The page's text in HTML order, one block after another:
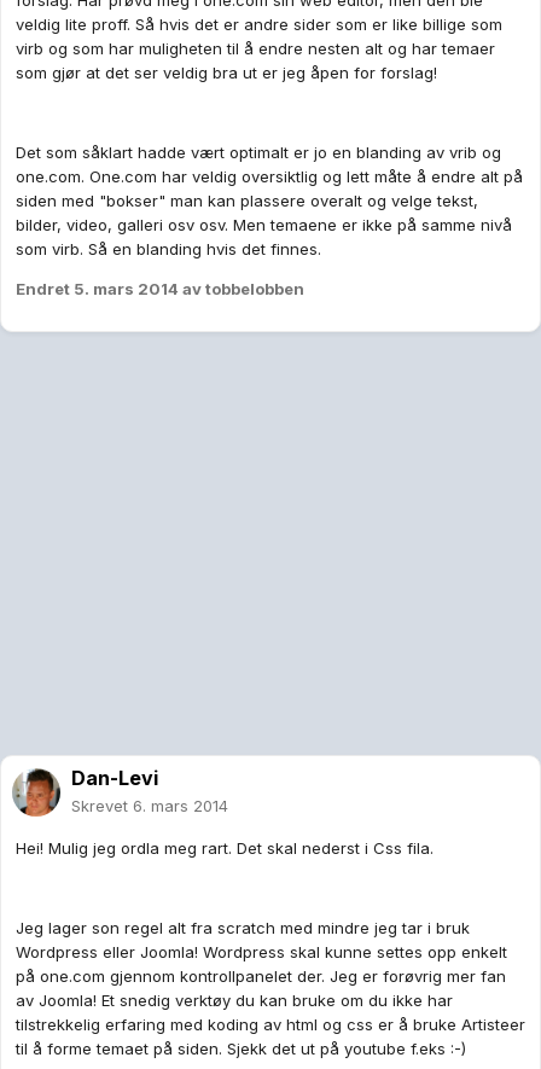
veldig lite proff. Så hvis det er andre sider som er like billige som
virb og som har muligheten til å endre nesten alt og har temaer
som gjør at det ser veldig bra ut er jeg åpen for forslag!
Det som såklart hadde vært optimalt er jo en blanding av vrib og
one.com. One.com har veldig oversiktlig og lett måte å endre alt på
siden med "bokser" man kan plassere overalt og velge tekst,
bilder, video, galleri osv osv. Men temaene er ikke på samme nivå
som virb. Så en blanding hvis det finnes.
Endret 5. mars 2014 av tobbelobben
Dan-Levi
Skrevet 6. mars 2014
Hei! Mulig jeg ordla meg rart. Det skal nederst i Css fila.
Jeg lager son regel alt fra scratch med mindre jeg tar i bruk
Wordpress eller Joomla! Wordpress skal kunne settes opp enkelt
på one.com gjennom kontrollpanelet der. Jeg er forøvrig mer fan
av Joomla! Et snedig verktøy du kan bruke om du ikke har
tilstrekkelig erfaring med koding av html og css er å bruke Artisteer
til å forme temaet på siden. Sjekk det ut på youtube f.eks :-)